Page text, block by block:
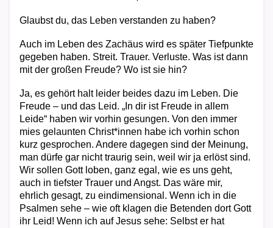
Glaubst du, das Leben verstanden zu haben?
Auch im Leben des Zachäus wird es später Tiefpunkte
gegeben haben. Streit. Trauer. Verluste. Was ist dann
mit der großen Freude? Wo ist sie hin?
Ja, es gehört halt leider beides dazu im Leben. Die
Freude – und das Leid. „In dir ist Freude in allem
Leide“ haben wir vorhin gesungen. Von den immer
mies gelaunten Christ*innen habe ich vorhin schon
kurz gesprochen. Andere dagegen sind der Meinung,
man dürfe gar nicht traurig sein, weil wir ja erlöst sind.
Wir sollen Gott loben, ganz egal, wie es uns geht,
auch in tiefster Trauer und Angst. Das wäre mir,
ehrlich gesagt, zu eindimensional. Wenn ich in die
Psalmen sehe – wie oft klagen die Betenden dort Gott
ihr Leid! Wenn ich auf Jesus sehe: Selbst er hat